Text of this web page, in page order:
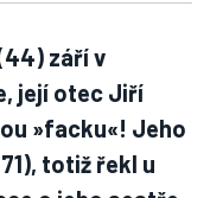
září v
její otec Jiří
»facku«! Jeho
totiž řekl u